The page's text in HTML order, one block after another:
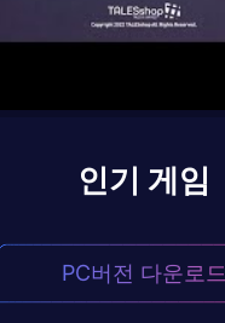
인기 게임
PC버전 다운로드